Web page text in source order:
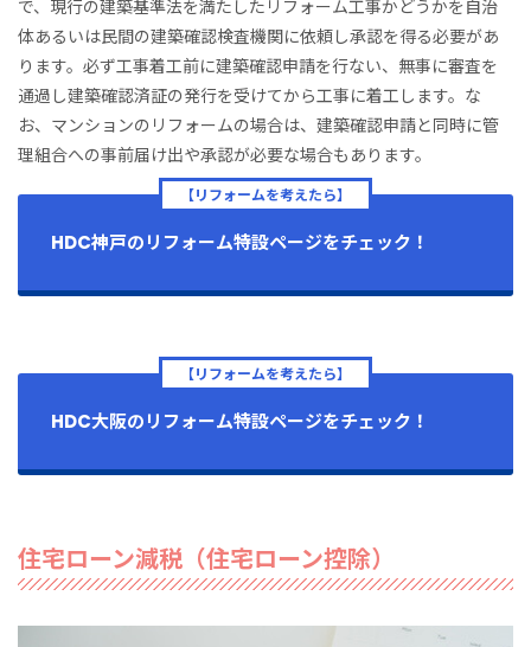
で、現行の建築基準法を満たしたリフォーム工事かどうかを自治
体あるいは民間の建築確認検査機関に依頼し承認を得る必要があ
ります。必ず工事着工前に建築確認申請を行ない、無事に審査を
通過し建築確認済証の発行を受けてから工事に着工します。な
お、マンションのリフォームの場合は、建築確認申請と同時に管
理組合への事前届け出や承認が必要な場合もあります。
【リフォームを考えたら】
HDC神戸のリフォーム特設ページをチェック！
【リフォームを考えたら】
HDC大阪のリフォーム特設ページをチェック！
住宅ローン減税（住宅ローン控除）